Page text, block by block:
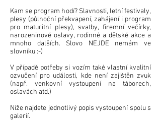
Kam se program hodí? Slavnosti, letní festivaly,
plesy (půlnoční překvapení, zahájení i program
pro maturitní plesy), svatby, firemní večírky,
narozeninové oslavy, rodinné a dětské akce a
mnoho dalších. Slovo NEJDE nemám ve
slovníku :-)
V případě potřeby si vozím také vlastní kvalitní
ozvučení pro události, kde není zajištěn zvuk
(např. venkovní vystoupení na táborech,
oslavách atd.)
Níže najdete jednotlivý popis vystoupení spolu s
galerií.